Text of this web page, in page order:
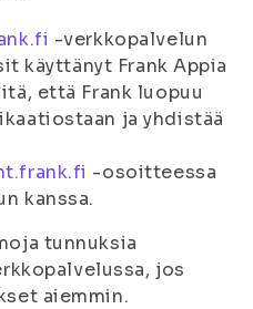
-verkkopalvelun
käyttänyt Frank Appia
että Frank luopuu
ja yhdistää
-osoitteessa
kanssa.
tunnuksia
jos
aiemmin.